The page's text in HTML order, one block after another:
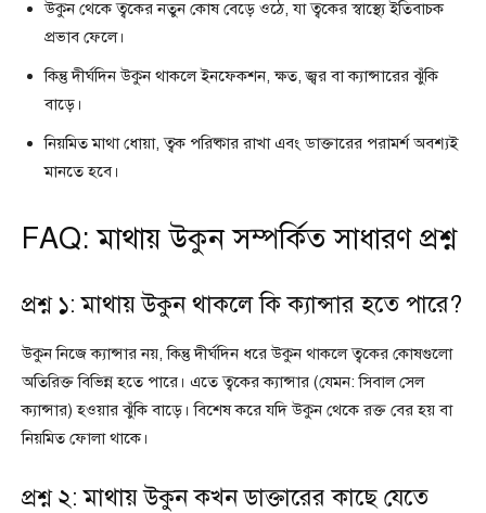
উকুন থেকে ত্বকের নতুন কোষ বেড়ে ওঠে, যা ত্বকের স্বাস্থ্যে ইতিবাচক
প্রভাব ফেলে।
কিন্তু দীর্ঘদিন উকুন থাকলে ইনফেকশন, ক্ষত, জ্বর বা ক্যান্সারের ঝুঁকি
বাড়ে।
নিয়মিত মাথা ধোয়া, ত্বক পরিষ্কার রাখা এবং ডাক্তারের পরামর্শ অবশ্যই
মানতে হবে।
FAQ: মাথায় উকুন সম্পর্কিত সাধারণ প্রশ্ন
প্রশ্ন ১: মাথায় উকুন থাকলে কি ক্যান্সার হতে পারে?
উকুন নিজে ক্যান্সার নয়, কিন্তু দীর্ঘদিন ধরে উকুন থাকলে ত্বকের কোষগুলো
অতিরিক্ত বিভিন্ন হতে পারে। এতে ত্বকের ক্যান্সার (যেমন: সিবাল সেল
ক্যান্সার) হওয়ার ঝুঁকি বাড়ে। বিশেষ করে যদি উকুন থেকে রক্ত বের হয় বা
নিয়মিত ফোলা থাকে।
প্রশ্ন ২: মাথায় উকুন কখন ডাক্তারের কাছে যেতে